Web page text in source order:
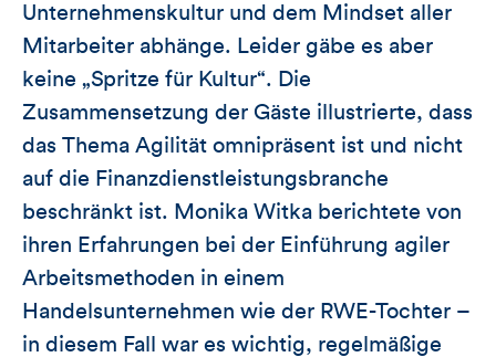
Unternehmenskultur und dem Mindset aller
Mitarbeiter abhänge. Leider gäbe es aber
keine „Spritze für Kultur“. Die
Zusammensetzung der Gäste illustrierte, dass
das Thema Agilität omnipräsent ist und nicht
auf die Finanzdienstleistungsbranche
beschränkt ist. Monika Witka berichtete von
ihren Erfahrungen bei der Einführung agiler
Arbeitsmethoden in einem
Handelsunternehmen wie der RWE-Tochter –
in diesem Fall war es wichtig, regelmäßige